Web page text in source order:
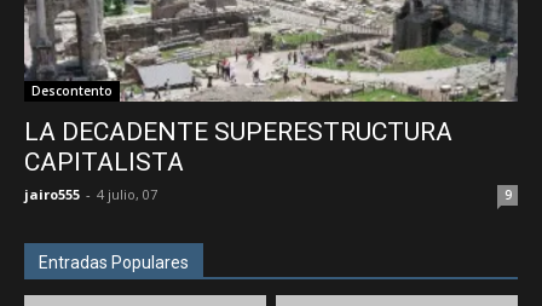
Descontento
LA DECADENTE SUPERESTRUCTURA
CAPITALISTA
jairo555 - 4 julio, 07 9
Entradas Populares